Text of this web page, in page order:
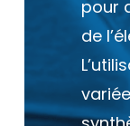
pour
de